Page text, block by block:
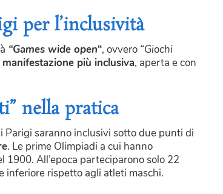
per l’inclusività
“Games wide open“, ovvero “Giochi
manifestazione più inclusiva, aperta e con
nella pratica
saranno inclusivi sotto due punti di
. Le prime Olimpiadi a cui hanno
All’epoca parteciparono solo 22
inferiore rispetto agli atleti maschi.